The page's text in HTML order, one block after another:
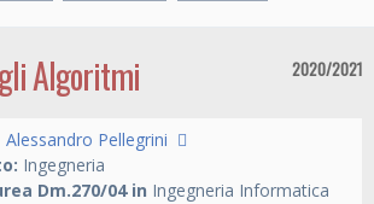
Algoritmi 2020/2021
Alessandro Pellegrini
Ingegneria
Dm.270/04 in Ingegneria Informatica